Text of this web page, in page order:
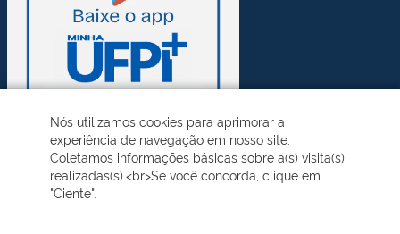
Nós utilizamos cookies para aprimorar a
experiência de navegação em nosso site.
Coletamos informações básicas sobre a(s) visita(s)
realizadas(s).<br>Se você concorda, clique em
"Ciente".